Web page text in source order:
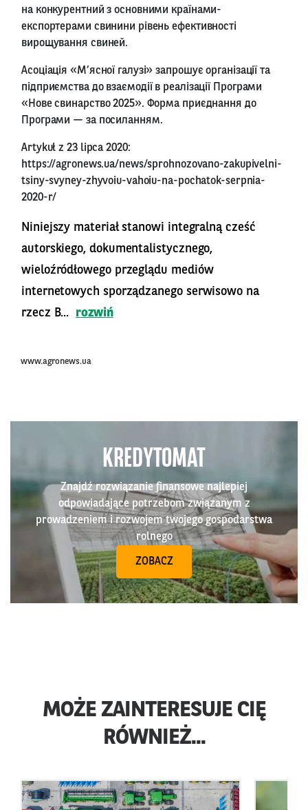
на конкурентний з основними країнами-
експортерами свинини рівень ефективності
вирощування свиней.
Асоціація «М’ясної галузі» запрошує організації та
підприємства до взаємодії в реалізації Програми
«Нове свинарство 2025». Форма приєднання до
Програми — за посиланням.
Artykuł z 23 lipca 2020:
https://agronews.ua/news/sprohnozovano-zakupivelni-
tsiny-svyney-zhyvoiu-vahoiu-na-pochatok-serpnia-
2020-r/
Niniejszy materiał stanowi integralną cześć
autorskiego, dokumentalistycznego,
wieloźródłowego przeglądu mediów
internetowych sporządzanego serwisowo na
rzecz B...
rozwiń
www.agronews.ua
KREDYTOMAT
Znajdź rozwiązanie finansowe najlepiej
odpowiadające potrzebom związanym z
prowadzeniem i rozwojem twojego gospodarstwa
rolnego
ZOBACZ
MOŻE ZAINTERESUJE CIĘ
RÓWNIEŻ...